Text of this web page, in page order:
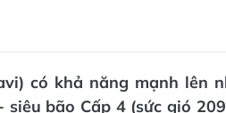
có khả năng mạnh lên
siêu bão Cấp 4 (sức gió